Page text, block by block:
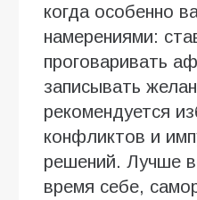
когда особенно
намерениями:
проговаривать
записывать
рекомендуется
конфликтов и
решений. Лучше
время себе,